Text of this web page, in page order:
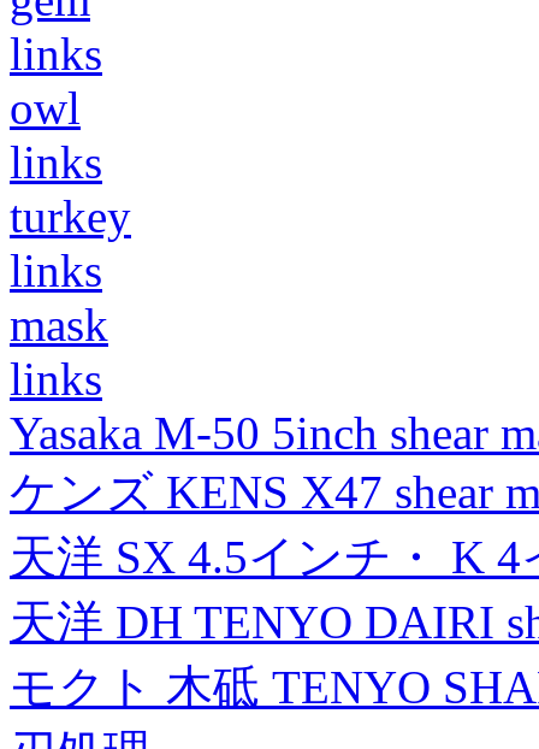
links
owl
links
turkey
links
mask
links
Yasaka M-50 5inch shear
ケンズ KENS X47 shear
天洋 SX 4.5インチ・ K
天洋 DH TENYO DAIRI
モクト 木砥 TENYO